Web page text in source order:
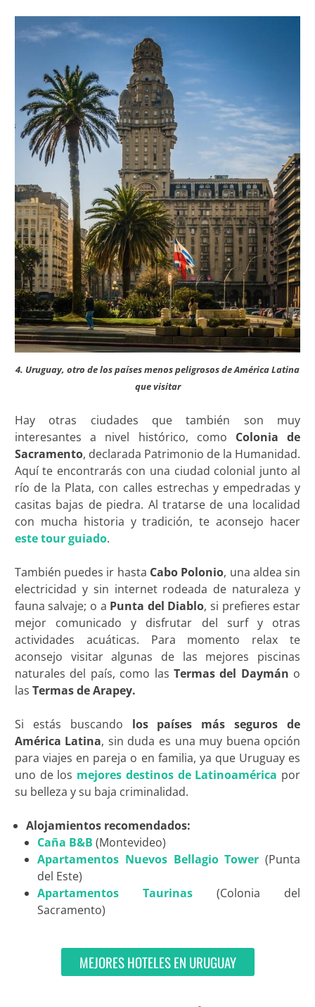
4. Uruguay, otro de los países menos peligrosos de América Latina
que visitar
Hay otras ciudades que también son muy
interesantes a nivel histórico, como Colonia de
Sacramento, declarada Patrimonio de la Humanidad.
Aquí te encontrarás con una ciudad colonial junto al
río de la Plata, con calles estrechas y empedradas y
casitas bajas de piedra. Al tratarse de una localidad
con mucha historia y tradición, te aconsejo hacer
este tour guiado.
También puedes ir hasta Cabo Polonio, una aldea sin
electricidad y sin internet rodeada de naturaleza y
fauna salvaje; o a Punta del Diablo, si prefieres estar
mejor comunicado y disfrutar del surf y otras
actividades acuáticas. Para momento relax te
aconsejo visitar algunas de las mejores piscinas
naturales del país, como las Termas del Daymán o
las Termas de Arapey.
Si estás buscando los países más seguros de
América Latina, sin duda es una muy buena opción
para viajes en pareja o en familia, ya que Uruguay es
uno de los mejores destinos de Latinoamérica por
su belleza y su baja criminalidad.
Alojamientos recomendados:
Caña B&B (Montevideo)
Apartamentos Nuevos Bellagio Tower(Punta
del Este)
Apartamentos Taurinas(Colonia del
Sacramento)
MEJORES HOTELES EN URUGUAY